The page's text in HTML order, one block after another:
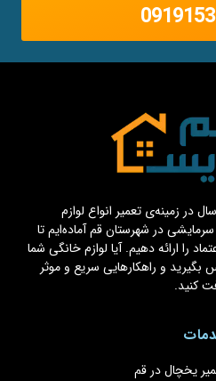
با تخصص و تجربه‌ی بیش از ۱۰ سال در زمینه‌ی تعمیر انواع لوازم
در شهرستان قم آماده‌ایم تا
را ارائه دهیم. آیا لوازم خانگی شما
بگیرید و راهکارهایی سریع و موثر
کنید.
یخچال در قم